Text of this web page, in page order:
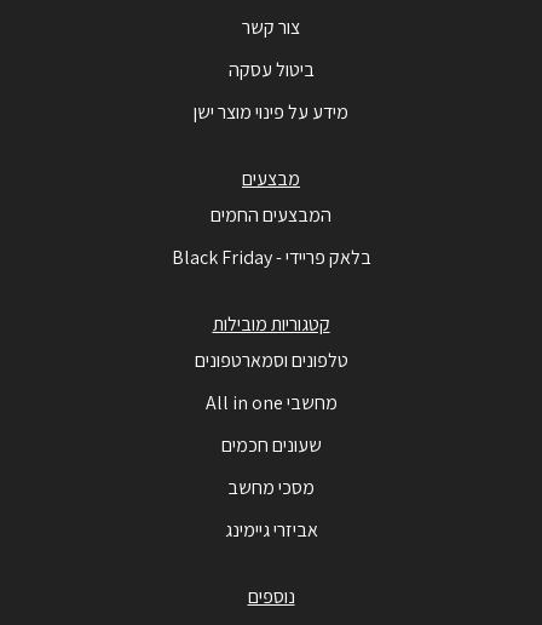
צור קשר
ביטול עסקה
מידע על פינוי מוצר ישן
מבצעים
המבצעים החמים
בלאק פריידי - Black Friday
קטגוריות מובילות
טלפונים וסמארטפונים
מחשבי All in one
שעונים חכמים
מסכי מחשב
אביזרי גיימינג
נוספים